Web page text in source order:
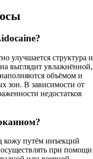
улучшается структура и
выглядит увлажнённой,
объёмом и
зон. В зависимости от
недостатков
кожу путём инъекций
при помощи